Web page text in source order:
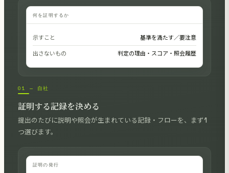
何を証明するか
示すこと 基準を満たす／要注意
出さないもの 判定の理由・スコア・照会履歴
01 — 自社
証明する記録を決める
提出のたびに説明や照会が生まれている記録・フローを、まず1
つ選びます。
証明の発行